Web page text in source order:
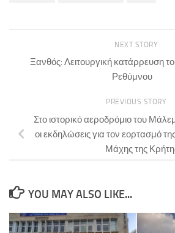
NEXT STORY
Ξανθός: Λειτουργική κατάρρευση
Ρεθύμνου
PREVIOUS STORY
Στο ιστορικό αεροδρόμιο του
οι εκδηλώσεις για τον εορτασμό
Μάχης της
YOU MAY ALSO LIKE...